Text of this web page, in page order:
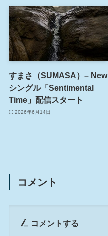
すまさ（SUMASA）– New
シングル「Sentimental
Time」配信スタート
2026年6月14日
コメント
コメントする